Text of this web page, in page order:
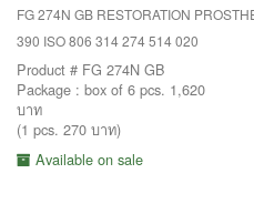
FG 274N GB RESTORATION
390 ISO 806 314 274 514 020
Product # FG 274N GB
Package : box of 6 pcs. 1,620
บาท
(1 pcs. 270 บาท)
Available on sale